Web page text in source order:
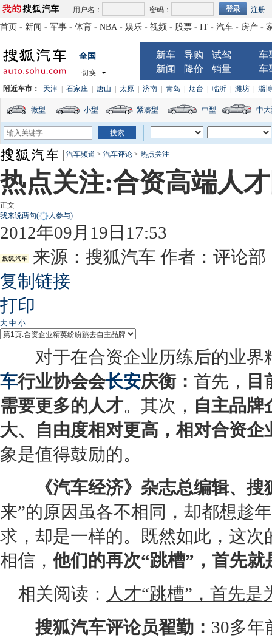
用户名： 密码： 注册
首页 - 新闻 - 军事 - 体育 - NBA - 娱乐 - 视频 - 股票 - IT - 汽车 - 房产 -
全国
切换
新车 导购
试驾
新闻
降价 销量
车
车
附近车市： 天津 石家庄 唐山 太原 济南 青岛 烟台 临沂 潍坊 淄博
微型 小型 紧凑型 中型 中
汽车频道 > 汽车评论 > 热点关注
热点关注:合资高端人
正文
我来说两句( 人参与)
2012年09月19日17:53
来源： 搜狐汽车 作者：评论部
复制链接
打印
大 中 小
对于在合资企业历练后的业界
车行业协会会长安庆衡： 首先， 目
需要更多的人才。其次， 自主品牌
大、自由度相对更高，相对合资企
象是值得鼓励的。
《汽车经济》杂志总编辑、
来”的原因虽各不相同，却都想趁
求，却是一样的。既然如此，这
相信，他们的再次“跳槽”，首先就
相关阅读： 人才“跳槽”，首先是
搜狐汽车评论员翟勤： 30多年